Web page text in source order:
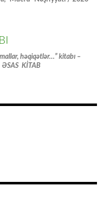
həqiqətlər…” kitabı –
KİTAB